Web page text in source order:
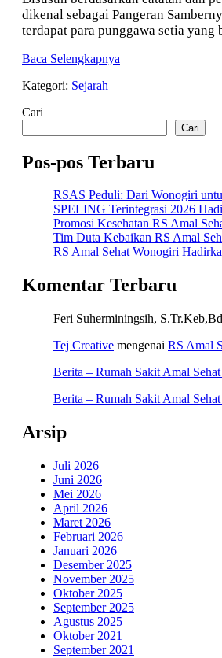
Sambernyawa
dan
Punggawa
dari
Wonogiri
dikenal sebagai Pangeran
terdapat para punggawa setia
Baca Selengkapnya
Wonogiri
Kategori: Sejarah
Cari
Cari
Pos-pos Terbaru
RSAS Peduli: Dari Wonogiri
SPELING Terintegrasi 2026
Promosi Kesehatan RS Amal
Tim Duta Kebaikan RS Amal
RS Amal Sehat Wonogiri
Komentar Terbaru
Feri Suherminingsih,
Tej Creative mengenai RS Amal
Berita – Rumah Sakit Amal
Berita – Rumah Sakit Amal
Arsip
Juli 2026
Juni 2026
Mei 2026
April 2026
Maret 2026
Februari 2026
Januari 2026
Desember 2025
November 2025
Oktober 2025
September 2025
Agustus 2025
Oktober 2021
September 2021